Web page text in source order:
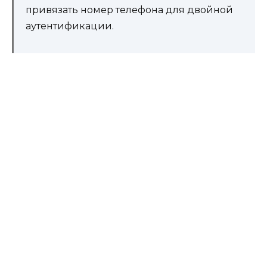
привязать номер телефона для двойной
аутентификации.